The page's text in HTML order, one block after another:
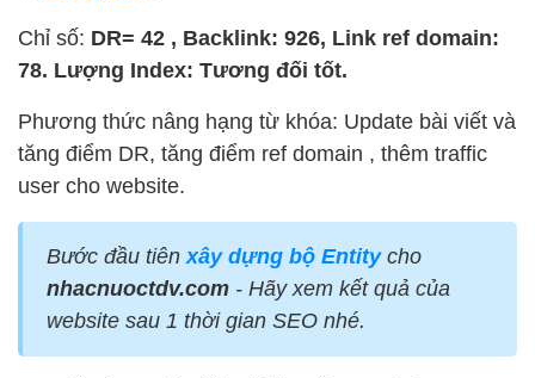
Chỉ số: DR= 42 , Backlink: 926, Link ref domain:
78. Lượng Index: Tương đối tốt.
Phương thức nâng hạng từ khóa: Update bài viết và
tăng điểm DR, tăng điểm ref domain , thêm traffic
user cho website.
Bước đầu tiên xây dựng bộ Entitycho
nhacnuoctdv.com - Hãy xem kết quả của
website sau 1 thời gian SEO nhé.